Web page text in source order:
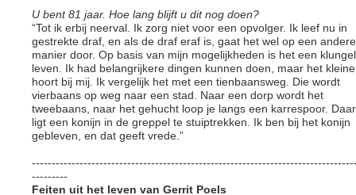
U bent 81 jaar. Hoe lang blijft u dit nog doen?
“Tot ik erbij neerval. Ik zorg niet voor een opvolger. Ik leef nu in
gestrekte draf, en als de draf eraf is, gaat het wel op een andere
manier door. Op basis van mijn mogelijkheden is het een
leven. Ik had belangrijkere dingen kunnen doen, maar het kleine
hoort bij mij. Ik vergelijk het met een tienbaansweg. Die wordt
vierbaans op weg naar een stad. Naar een dorp wordt het
tweebaans, naar het gehucht loop je langs een karrespoor. Daar
ligt een konijn in de greppel te stuiptrekken. Ik ben bij het konijn
gebleven, en dat geeft vrede.”
---------
Feiten uit het leven van Gerrit Poels